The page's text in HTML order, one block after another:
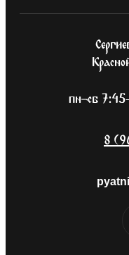
пн-сб
8